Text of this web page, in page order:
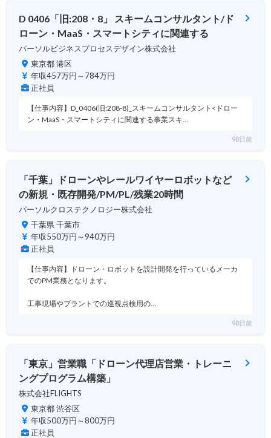
D 0406「旧:208・8」 スキームコンサルタント/ド
ローン・MaaS・スマートシティに関連する
パーソルビジネスプロセスデザイン株式会社
東京都 港区
年収457万円～784万円
正社員
【仕事内容】D_0406(旧:208-8)_スキームコンサルタント<ドロー
ン・MaaS・スマートシティに関連する事業スキ…
98日前
「千葉」ドローンやレールワイヤーロボットなど
の新規・既存開発/PM/PL/残業20時間
パーソルクロステクノロジー株式会社
千葉県 千葉市
年収550万円～940万円
正社員
【仕事内容】ドローン・ロボットを設計開発を行っているメーカ
でのPM業務となります。
工事現場やプラントでの巡視点検用の…
98日前
「東京」営業職「ドローン代理店営業・トレーニ
ングプログラム構築」
株式会社FLIGHTS
東京都 渋谷区
年収500万円～800万円
正社員